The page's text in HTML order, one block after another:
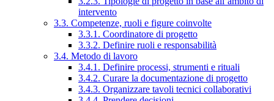
intervento
3.3. Competenze, ruoli e figure coinvolte
3.3.1. Coordinatore di progetto
3.3.2. Definire ruoli e responsabilità
3.4. Metodo di lavoro
3.4.1. Definire processi, strumenti e rituali
3.4.2. Curare la documentazione di progetto
3.4.3. Organizzare tavoli tecnici collaborativi